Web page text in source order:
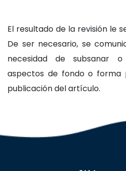
El resultado de la revisión le
De ser necesario, se
necesidad de subsanar o
aspectos de fondo o
publicación del artículo.